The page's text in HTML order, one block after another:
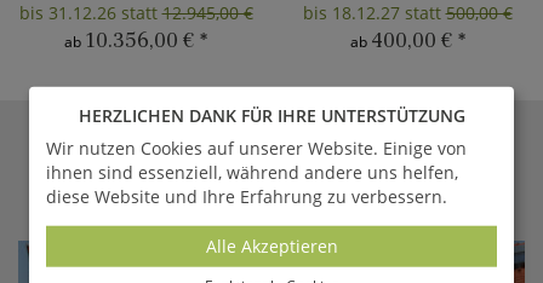
bis 31.12.26 statt12.945,00 €
ab 10.356,00 € *
bis 18.12.27 statt500,00 €
ab 400,00 € *
GARTENTRAUM.DEMAGAZIN
Aktuelle Berichte aus unserem Online-Magazin
HERZLICHEN DANK FÜR IHRE UNTERSTÜTZUNG
Wir nutzen Cookies auf unserer Website. Einige von
ihnen sind essenziell, während andere uns helfen,
diese Website und Ihre Erfahrung zu verbessern.
Alle Akzeptieren